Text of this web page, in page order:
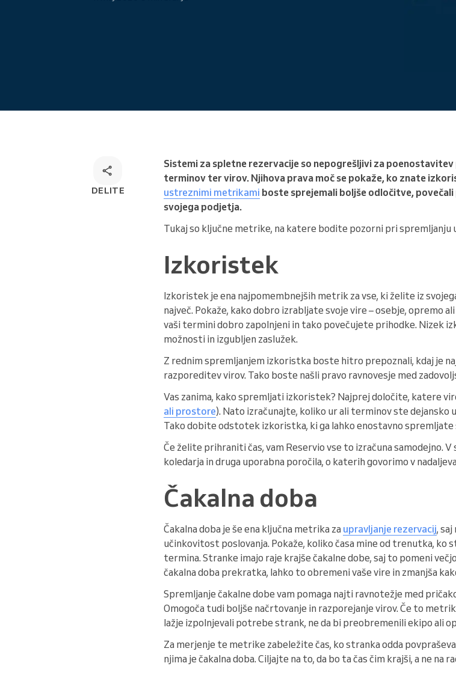
DELITE
Sistemi za spletne rezervacije so nepogrešljivi za
terminov ter virov. Njihova prava moč se pokaže, ko znate
ustreznimi metrikami boste sprejemali boljše odločitve,
svojega podjetja.
Tukaj so ključne metrike, na katere bodite pozorni pri spremljanju
Izkoristek
Izkoristek je ena najpomembnejših metrik za vse, ki želite iz
največ. Pokaže, kako dobro izrabljate svoje vire – osebje, opremo
vaši termini dobro zapolnjeni in tako povečujete prihodke. Nizek
možnosti in izgubljen zaslužek.
Z rednim spremljanjem izkoristka boste hitro prepoznali, kdaj je
razporeditev virov. Tako boste našli pravo ravnovesje med
Vas zanima, kako spremljati izkoristek? Najprej določite, katere
ali prostore). Nato izračunajte, koliko ur ali terminov ste dejansko
Tako dobite odstotek izkoristka, ki ga lahko enostavno spremljate
Če želite prihraniti čas, vam Reservio vse to izračuna
koledarja in druga uporabna poročila, o katerih govorimo v
Čakalna doba
Čakalna doba je še ena ključna metrika za upravljanje rezervacij,
učinkovitost poslovanja. Pokaže, koliko časa mine od trenutka, ko
termina. Stranke imajo raje krajše čakalne dobe, saj to pomeni
čakalna doba prekratka, lahko to obremeni vaše vire in zmanjša
Spremljanje čakalne dobe vam pomaga najti ravnotežje med
Omogoča tudi boljše načrtovanje in razporejanje virov. Če to
lažje izpolnjevali potrebe strank, ne da bi preobremenili ekipo ali
Za merjenje te metrike zabeležite čas, ko stranka odda
njima je čakalna doba. Ciljajte na to, da bo ta čas čim krajši, a ne na